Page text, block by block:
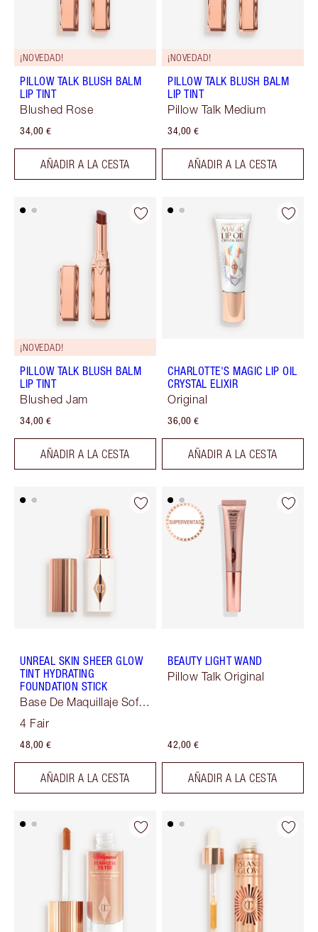
¡NOVEDAD!
PILLOW TALK BLUSH BALM
LIP TINT
Blushed Rose
34,00 €
AÑADIR A LA CESTA
¡NOVEDAD!
PILLOW TALK BLUSH BALM
LIP TINT
Pillow Talk Medium
34,00 €
AÑADIR A LA CESTA
¡NOVEDAD!
PILLOW TALK BLUSH BALM
LIP TINT
Blushed Jam
34,00 €
AÑADIR A LA CESTA
CHARLOTTE'S MAGIC LIP OIL
CRYSTAL ELIXIR
Original
36,00 €
AÑADIR A LA CESTA
UNREAL SKIN SHEER GLOW
TINT HYDRATING
FOUNDATION STICK
Base De Maquillaje Soft
4 Fair
48,00 €
AÑADIR A LA CESTA
BEAUTY LIGHT WAND
Pillow Talk Original
42,00 €
AÑADIR A LA CESTA